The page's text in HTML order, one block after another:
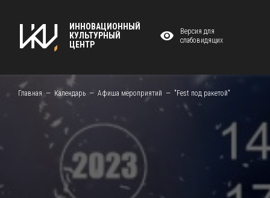
ИННОВАЦИОННЫЙ
КУЛЬТУРНЫЙ
ЦЕНТР
Версия для
слабовидящих
Главная Календарь Афиша мероприятий "Fest под ракетой"